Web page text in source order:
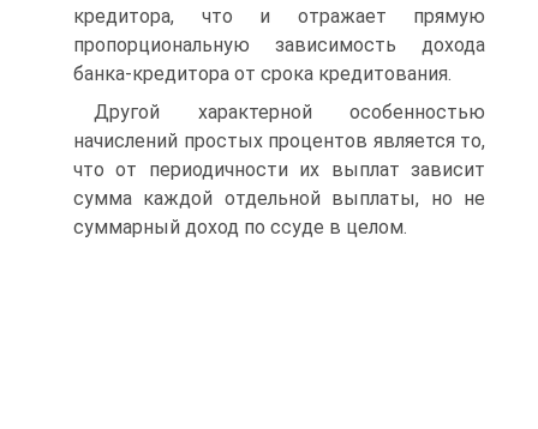
кредитора, что и отражает прямую
пропорциональную зависимость дохода
банка-кредитора от срока кредитования.
Другой характерной особенностью
начислений простых процентов является то,
что от периодичности их выплат зависит
сумма каждой отдельной выплаты, но не
суммарный доход по ссуде в целом.